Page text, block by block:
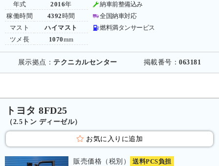
年式
稼働時間
マスト
ツメ長
2016年
4392 時間
ハイマスト
1070mm
納車前整備込み
全国納車対応
燃料満タンサービス
展示拠点： テクニカルセンター 掲載番号：063181
トヨタ 8FD25
（2.5トン ディーゼル）
お気に入りに追加
販売価格（税別） 送料PCS負担